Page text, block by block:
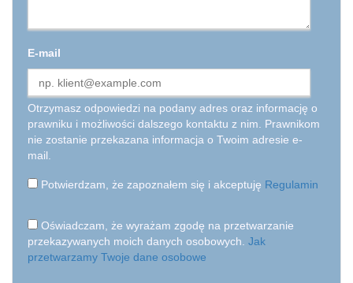
E-mail
Otrzymasz odpowiedzi na podany adres oraz informację o
prawniku i możliwości dalszego kontaktu z nim. Prawnikom
nie zostanie przekazana informacja o Twoim adresie e-
mail.
Potwierdzam, że zapoznałem się i akceptuję Regulamin
Oświadczam, że wyrażam zgodę na przetwarzanie
przekazywanych moich danych osobowych. Jak
przetwarzamy Twoje dane osobowe